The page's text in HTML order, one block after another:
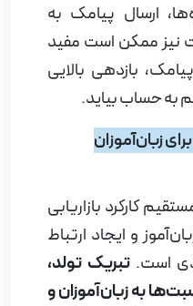
ارسال پیامک به
ممکن است مفید
بازدهی بالایی
به حساب بیاید.
زبان‌آموزان
کارکرد بازاریابی
و ایجاد ارتباط
است. تبریک تولد،
به زبان‌آموزان و